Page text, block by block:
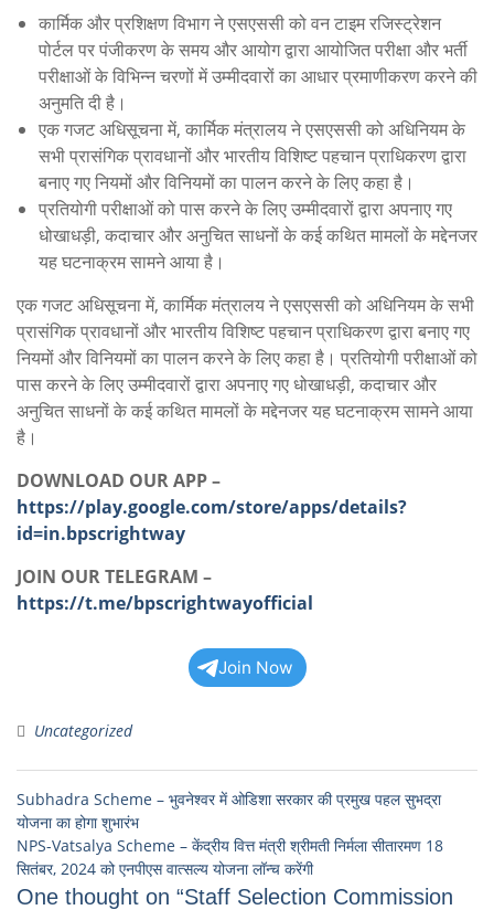
कार्मिक और प्रशिक्षण विभाग ने एसएससी को वन टाइम रजिस्ट्रेशन
पोर्टल पर पंजीकरण के समय और आयोग द्वारा आयोजित परीक्षा और भर्ती
परीक्षाओं के विभिन्न चरणों में उम्मीदवारों का आधार प्रमाणीकरण करने की
अनुमति दी है।
एक गजट अधिसूचना में, कार्मिक मंत्रालय ने एसएससी को अधिनियम के
सभी प्रासंगिक प्रावधानों और भारतीय विशिष्ट पहचान प्राधिकरण द्वारा
बनाए गए नियमों और विनियमों का पालन करने के लिए कहा है।
प्रतियोगी परीक्षाओं को पास करने के लिए उम्मीदवारों द्वारा अपनाए गए
धोखाधड़ी, कदाचार और अनुचित साधनों के कई कथित मामलों के मद्देनजर
यह घटनाक्रम सामने आया है।
एक गजट अधिसूचना में, कार्मिक मंत्रालय ने एसएससी को अधिनियम के सभी
प्रासंगिक प्रावधानों और भारतीय विशिष्ट पहचान प्राधिकरण द्वारा बनाए गए
नियमों और विनियमों का पालन करने के लिए कहा है। प्रतियोगी परीक्षाओं को
पास करने के लिए उम्मीदवारों द्वारा अपनाए गए धोखाधड़ी, कदाचार और
अनुचित साधनों के कई कथित मामलों के मद्देनजर यह घटनाक्रम सामने आया
है।
DOWNLOAD OUR APP –
https://play.google.com/store/apps/details?
id=in.bpscrightway
JOIN OUR TELEGRAM –
https://t.me/bpscrightwayofficial
Join Now
Uncategorized
Subhadra Scheme – भुवनेश्वर में ओडिशा सरकार की प्रमुख पहल सुभद्रा
योजना का होगा शुभारंभ
NPS-Vatsalya Scheme – केंद्रीय वित्त मंत्री श्रीमती निर्मला सीतारमण 18
सितंबर, 2024 को एनपीएस वात्सल्य योजना लॉन्च करेंगी
One thought on “Staff Selection Commission